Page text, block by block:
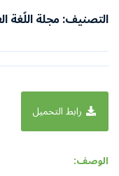
التصنيف: مجلة اللّغة
رابط التحميل
الوصف: